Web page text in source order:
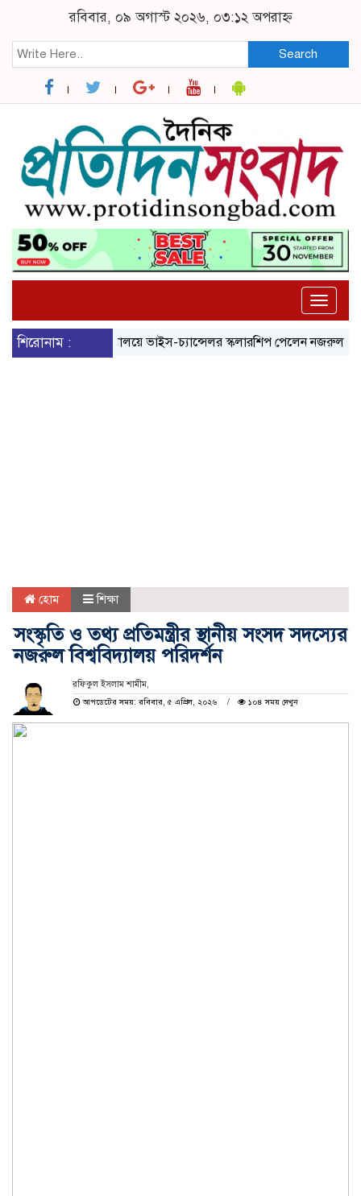
রবিবার, ০৯ অগাস্ট ২০২৬, ০৩:১২ অপরাহ্ন
Search
Toggle
শিরোনাম :
ব্রুনেল বিশ্ববিদ্যালয়ে ভাইস-চ্যান্সেলর স্কলারশিপ পেলেন নজরুল
হোম শিক্ষা
সংস্কৃতি ও তথ্য প্রতিমন্ত্রীর স্থানীয় সংসদ সদস্যের
নজরুল বিশ্ববিদ্যালয় পরিদর্শন
রফিকুল ইসলাম শামীম,
আপডেটের সময়: রবিবার, ৫ এপ্রিল, ২০২৬
১০৪ সময় দেখুন